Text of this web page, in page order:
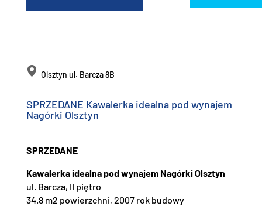
Olsztyn ul. Barcza 8B
SPRZEDANE Kawalerka idealna pod wynajem
Nagórki Olsztyn
SPRZEDANE
Kawalerka idealna pod wynajem Nagórki Olsztyn
ul. Barcza, II piętro
34.8 m2 powierzchni, 2007 rok budowy